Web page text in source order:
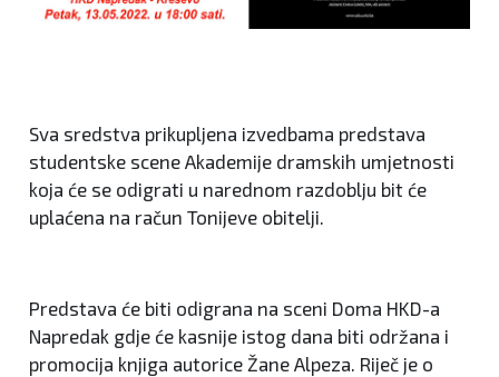
Sva sredstva prikupljena izvedbama predstava
studentske scene Akademije dramskih umjetnosti
koja će se odigrati u narednom razdoblju bit će
uplaćena na račun Tonijeve obitelji.
Predstava će biti odigrana na sceni Doma HKD-a
Napredak gdje će kasnije istog dana biti održana i
promocija knjiga autorice Žane Alpeza. Riječ je o